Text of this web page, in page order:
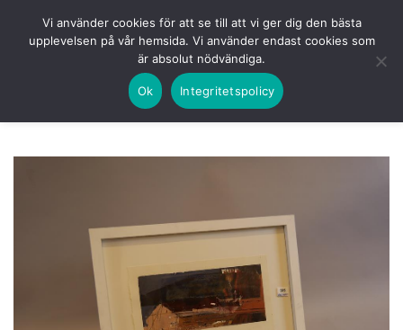
KOMMANDE LOGGA IN
Vi använder cookies för att se till att vi ger dig den bästa
upplevelsen på vår hemsida. Vi använder endast cookies som
är absolut nödvändiga.
Ok Integritetspolicy